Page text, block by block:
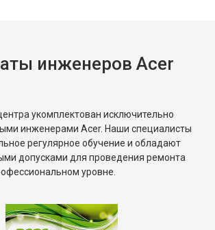
инженеров Acer
укомплектован исключительно
инженерами Acer. Наши специалисты
регулярное обучение и обладают
допусками для проведения ремонта
уровне.